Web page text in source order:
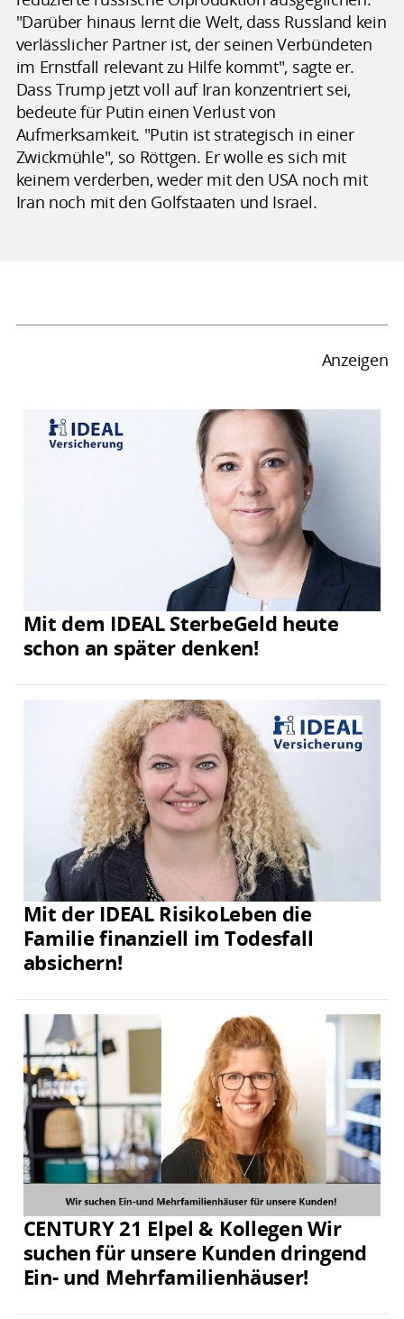
"Darüber hinaus lernt die Welt, dass Russland kein
verlässlicher Partner ist, der seinen Verbündeten
im Ernstfall relevant zu Hilfe kommt", sagte er.
Dass Trump jetzt voll auf Iran konzentriert sei,
bedeute für Putin einen Verlust von
Aufmerksamkeit. "Putin ist strategisch in einer
Zwickmühle", so Röttgen. Er wolle es sich mit
keinem verderben, weder mit den USA noch mit
Iran noch mit den Golfstaaten und Israel.
Anzeigen
Mit dem IDEAL SterbeGeld heute
schon an später denken!
Mit der IDEAL RisikoLeben die
Familie finanziell im Todesfall
absichern!
CENTURY 21 Elpel & Kollegen Wir
suchen für unsere Kunden dringend
Ein- und Mehrfamilienhäuser!